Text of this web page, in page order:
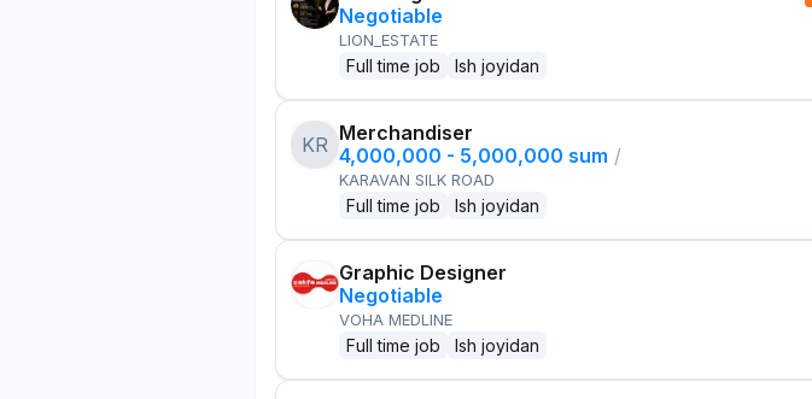
Negotiable
LION_ESTATE
Full time job Ish joyidan
KR Merchandiser
4,000,000 - 5,000,000 sum /
KARAVAN SILK ROAD
Full time job Ish joyidan
Graphic Designer
Negotiable
VOHA MEDLINE
Full time job Ish joyidan